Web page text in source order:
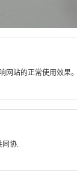
站的正常使用效果。
同协.